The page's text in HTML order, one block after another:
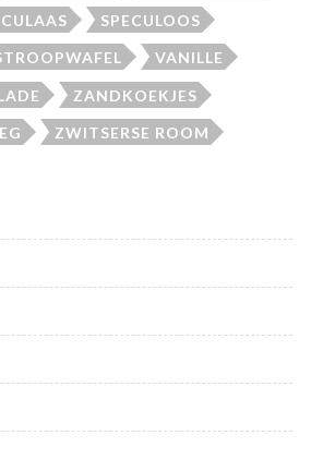
SPECULOOS
VANILLE
ZANDKOEKJES
ZWITSERSE ROOM